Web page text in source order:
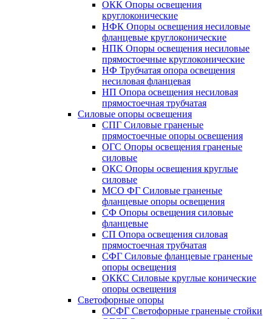
ОКК Опоры освещения
круглоконические
НФК Опоры освещения несиловые
фланцевые круглоконические
НПК Опоры освещения несиловые
прямостоечные круглоконические
НФ Трубчатая опора освещения
несиловая фланцевая
НП Опора освещения несиловая
прямостоечная трубчатая
Силовые опоры освещения
СПГ Силовые граненые
прямостоечные опоры освещения
ОГС Опоры освещения граненые
силовые
ОКС Опоры освещения круглые
силовые
МСО ФГ Силовые граненые
фланцевые опоры освещения
СФ Опоры освещения силовые
фланцевые
СП Опора освещения силовая
прямостоечная трубчатая
СФГ Силовые фланцевые граненые
опоры освещения
ОККС Силовые круглые конические
опоры освещения
Светофорные опоры
ОСФГ Светофорные граненые стойки